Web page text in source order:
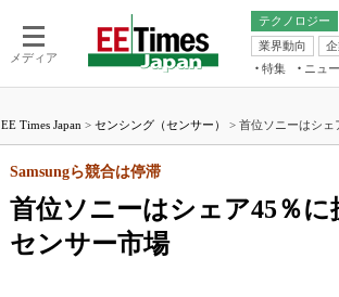
メディア
テクノロジー
電池／エネルギー
アナログ
マイコン
業界動向
特集 ニュ
福田昭のデバイス
大山聡の業界スコ
電子ブッ
EE Times Japan > センシング（センサー） > 首位ソニーはシェ
首位ソニーはシェア45％
センサー市場
Samsungら競合は停滞